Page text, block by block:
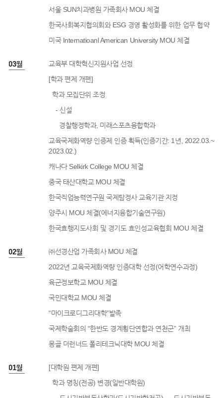
서울 SUN치과병원 가족회사 MOU 체결
한국사회복지협의회와 ESG 경영 활성화를 위한 업무 협약
미국 Internatioanl American University MOU 체결
03월
교육부 대학혁신지원사업 선정
[학과 편제 개편]
학과 모집단위 조정
- 신설
경찰행정학과, 미래스포츠융합학과
교육국제화역량 인증제 인증 획득(인증기간: 1년, 2022.03.~
2023.02.)
캐나다 Selkirk College MOU 체결
중국 태산대학교 MOU 체결
한국직업능력연구원 국제탐정사 교육기관 지정
양주시 MOU 체결(에너지융합기술연구원)
한국효행지도사회 및 경기도 효인성교육협회 MOU 체결
02월
㈜선경산업 가족회사 MOU 체결
2022년 교육국제화역량 인증대학 선정(어학연수과정)
육군정보학교 MOU 체결
국민대학교 MOU 체결
“마이크로디그리대학”발족
국제학술회의 “한반도 경계횡단연합과 연천군” 개최
몽골 더런너드 폴리테크닉대학 MOU 체결
01월
[대학원 편제 개편]
학과 명칭(전공) 변경(일반대학원)